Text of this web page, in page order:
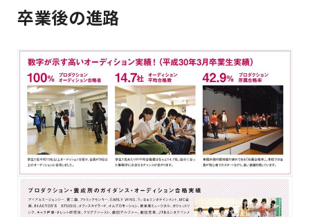
卒業後の進路